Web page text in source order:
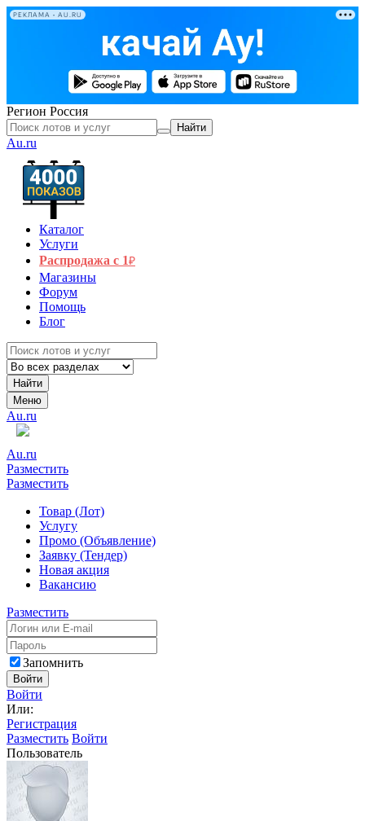
РЕКЛАМА • AU.RU
Регион Россия
Найти
Au.ru
Каталог
Услуги
Распродажа с 1₽
Магазины
Форум
Помощь
Блог
Найти
Меню
Au.ru
Au.ru
Разместить
Разместить
Товар (Лот)
Услугу
Промо (Объявление)
Заявку (Тендер)
Новая акция
Вакансию
Разместить
Запомнить
Войти
Войти
Или:
Регистрация
Разместить Войти
Пользователь